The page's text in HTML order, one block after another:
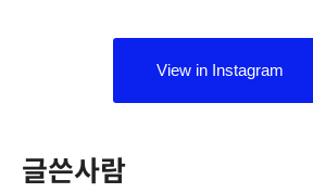
View in Instagram
글쓴사람